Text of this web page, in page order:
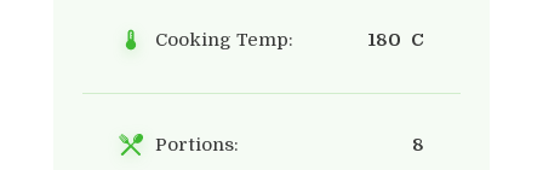
Cooking Temp: 180 C
Portions: 8